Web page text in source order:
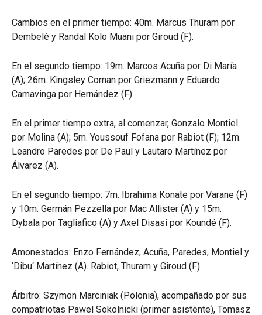
Cambios en el primer tiempo: 40m. Marcus Thuram por
Dembelé y Randal Kolo Muani por Giroud (F).
En el segundo tiempo: 19m. Marcos Acuña por Di María
(A); 26m. Kingsley Coman por Griezmann y Eduardo
Camavinga por Hernández (F).
En el primer tiempo extra, al comenzar, Gonzalo Montiel
por Molina (A); 5m. Youssouf Fofana por Rabiot (F); 12m.
Leandro Paredes por De Paul y Lautaro Martínez por
Álvarez (A).
En el segundo tiempo: 7m. Ibrahima Konate por Varane (F)
y 10m. Germán Pezzella por Mac Allister (A) y 15m.
Dybala por Tagliafico (A) y Axel Disasi por Koundé (F).
Amonestados: Enzo Fernández, Acuña, Paredes, Montiel y
‘Dibu‘ Martínez (A). Rabiot, Thuram y Giroud (F)
Árbitro: Szymon Marciniak (Polonia), acompañado por sus
compatriotas Pawel Sokolnicki (primer asistente), Tomasz